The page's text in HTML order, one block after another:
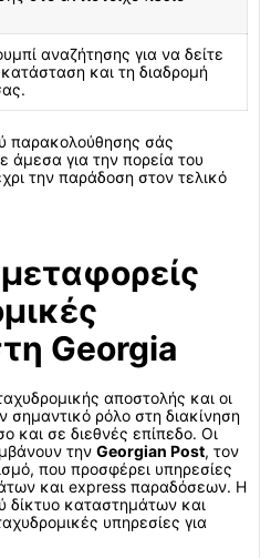
αναζήτησης για να δείτε
και τη διαδρομή
παρακολούθησης σάς
άμεσα για την πορεία του
την παράδοση στον τελικό
Georgia
αποστολής και οι
σημαντικό ρόλο στη διακίνηση
και σε διεθνές επίπεδο. Οι
την Georgian Post, τον
που προσφέρει υπηρεσίες
και express παραδόσεων. Η
δίκτυο καταστημάτων και
υπηρεσίες για